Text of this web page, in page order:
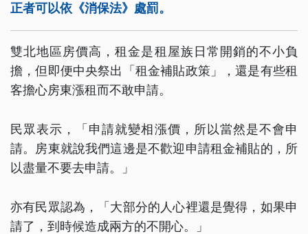
正者可以依《消保法》處罰。
雙北地區房價高，租金是租屋族日常開銷的不小負
擔，但即便中央祭出「租金補貼政策」，還是有些租
客擔心房東漲租而不敢申請。
民眾表示，「申請就變相漲價，所以當然是不會申
請。房東就說我們這邊是不歡迎申請租金補貼的，所
以盡量不要去申請。」
亦有民眾認為，「大部分的人心裡還是覺得，如果申
請了，到時候造成兩方的不開心。」